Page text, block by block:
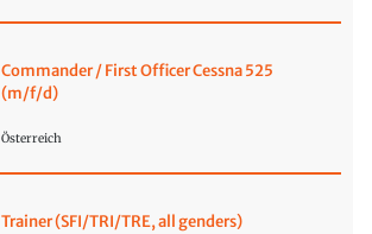
Commander / First Officer Cessna 525
(m/f/d)
Österreich
Trainer (SFI/TRI/TRE, all genders)